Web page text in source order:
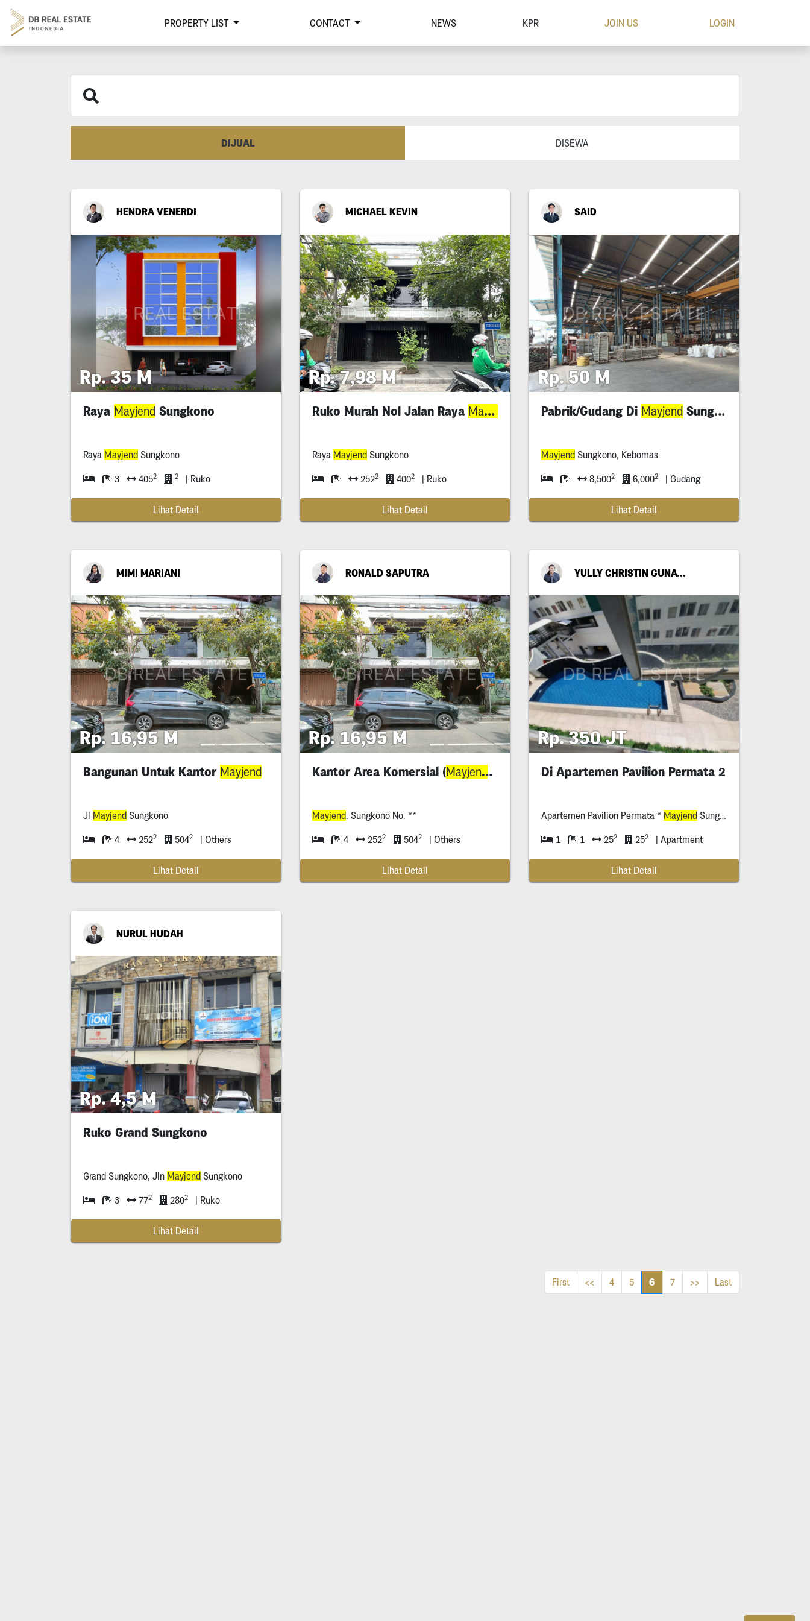
PROPERTY LIST CONTACT NEWS KPR JOIN US LOGIN
DIJUAL DISEWA
HENDRA VENERDI
Rp. 35 M
Raya Mayjend Sungkono
Raya Mayjend Sungkono
3 4052 2 | Ruko
Lihat Detail
MICHAEL KEVIN
Rp. 7,98 M
Ruko Murah Nol Jalan Raya Mayjend Sungkono
Raya Mayjend Sungkono
2522 4002 | Ruko
Lihat Detail
SAID
Rp. 50 M
Pabrik/Gudang Di Mayjend Sungkono Gresik
Mayjend Sungkono, Kebomas
8,5002 6,0002 | Gudang
Lihat Detail
MIMI MARIANI
Rp. 16,95 M
Bangunan Untuk Kantor Mayjend
Jl Mayjend Sungkono
4 2522 5042 | Others
Lihat Detail
RONALD SAPUTRA
Rp. 16,95 M
Kantor Area Komersial (Mayjend . Sungkono)
Mayjend. Sungkono No. **
4 2522 5042 | Others
Lihat Detail
YULLY CHRISTIN GUNAWAN
Rp. 350 JT
Di Apartemen Pavilion Permata 2
Apartemen Pavilion Permata * Mayjend Sungkono
1 1 252 252 | Apartment
Lihat Detail
NURUL HUDAH
Rp. 4,5 M
Ruko Grand Sungkono
Grand Sungkono, Jln Mayjend Sungkono
3 772 2802 | Ruko
Lihat Detail
First << 4 5 6 7 >> Last